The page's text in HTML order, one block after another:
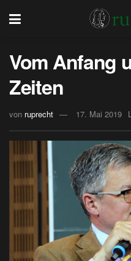
Vom Anfang
Zeiten
von ruprecht 17. Mai 2019